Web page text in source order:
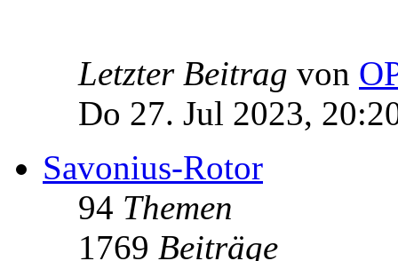
Letzter Beitrag von
Do 27. Jul 2023,
Savonius-Rotor
94 Themen
1769 Beiträge